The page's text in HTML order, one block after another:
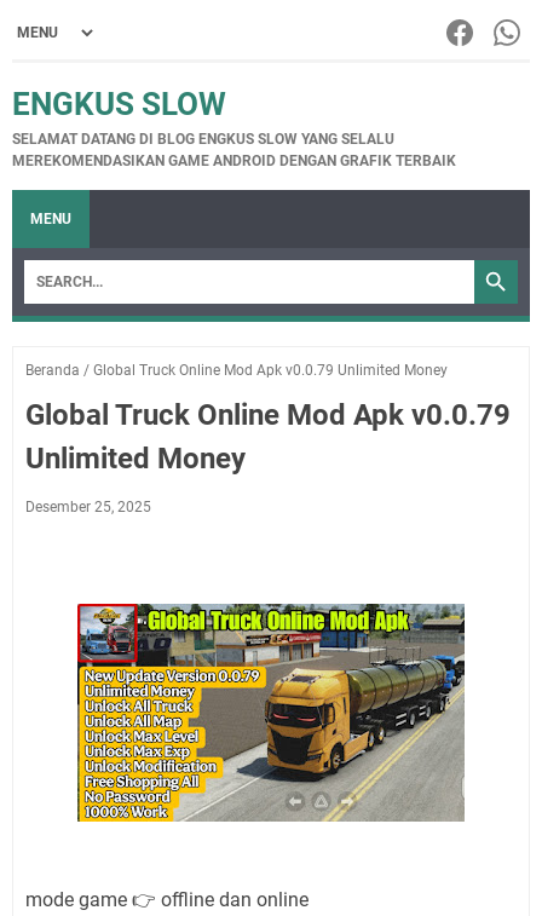
ENGKUS SLOW
SELAMAT DATANG DI BLOG ENGKUS SLOW YANG SELALU
MEREKOMENDASIKAN GAME ANDROID DENGAN GRAFIK TERBAIK
MENU
Beranda / Global Truck Online Mod Apk v0.0.79 Unlimited Money
Global Truck Online Mod Apk v0.0.79
Unlimited Money
Desember 25, 2025
mode game 👉 offline dan online